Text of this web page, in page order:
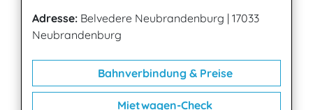
Adresse: Belvedere Neubrandenburg | 17033
Neubrandenburg
Bahnverbindung & Preise
Mietwagen-Check